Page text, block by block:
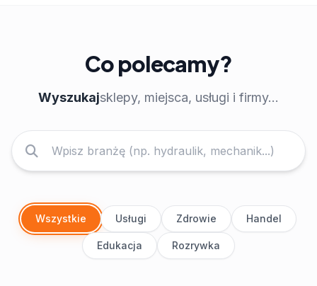
Co polecamy?
Wyszukajsklepy, miejsca, usługi i firmy...
Wszystkie Usługi Zdrowie Handel
Edukacja Rozrywka